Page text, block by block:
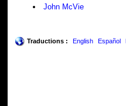
John McVie
Traductions : English Español